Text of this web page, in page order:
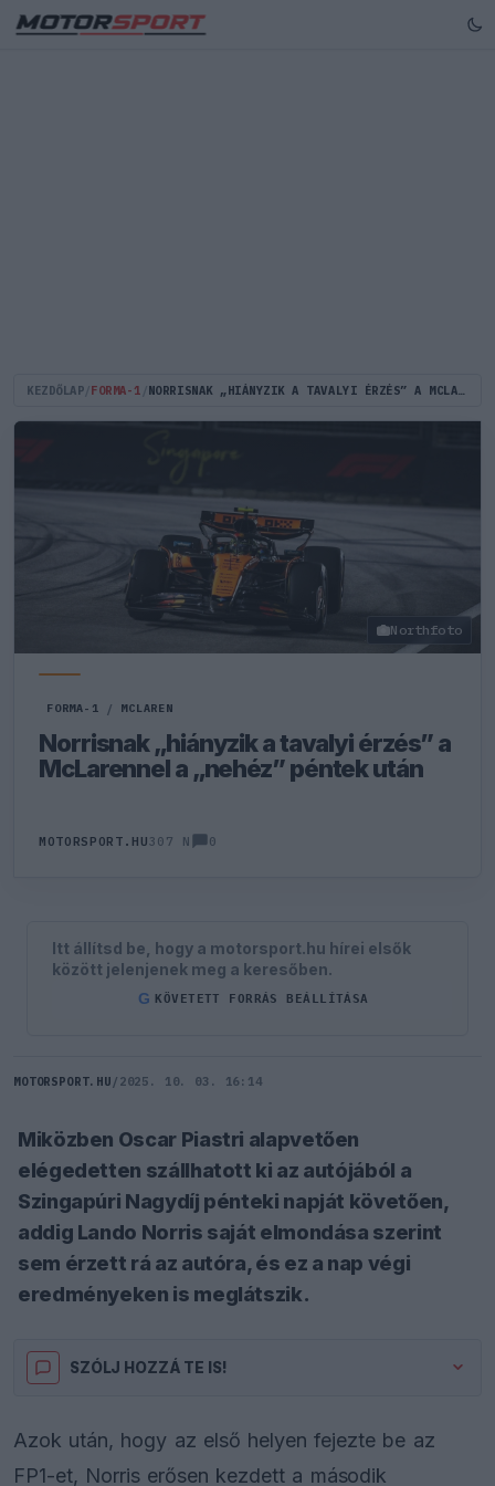
KEZDŐLAP FORMA-1 NORRISNAK „HIÁNYZIK A TAVALYI ÉRZÉS” A MCLARENNEL A „NEHÉZ” PÉNTEK UTÁN
Northfoto
FORMA-1 / MCLAREN
Norrisnak „hiányzik a tavalyi érzés” a
McLarennel a „nehéz” péntek után
MOTORSPORT.HU307 N 0
Itt állítsd be, hogy a motorsport.hu hírei elsők
között jelenjenek meg a keresőben.
G KÖVETETT FORRÁS BEÁLLÍTÁSA
MOTORSPORT.HU / 2025. 10. 03. 16:14
Miközben Oscar Piastri alapvetően
elégedetten szállhatott ki az autójából a
Szingapúri Nagydíj pénteki napját követően,
addig Lando Norris saját elmondása szerint
sem érzett rá az autóra, és ez a nap végi
eredményeken is meglátszik.
SZÓLJ HOZZÁ TE IS!
Azok után, hogy az első helyen fejezte be az
FP1-et, Norris erősen kezdett a második